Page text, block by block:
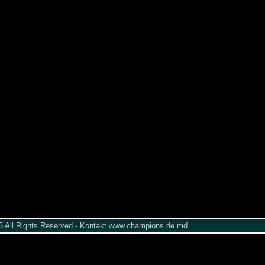
Rights Reserved - Kontakt www.champions.de.md